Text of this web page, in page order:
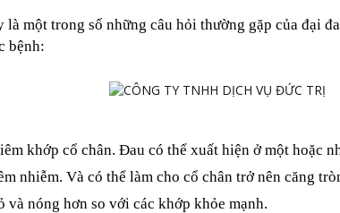
một trong số những câu hỏi thường gặp của đại
bệnh:
khớp cổ chân. Đau có thể xuất hiện ở một hoặc
nhiễm. Và có thể làm cho cổ chân trở nên căng
nóng hơn so với các khớp khỏe mạnh.